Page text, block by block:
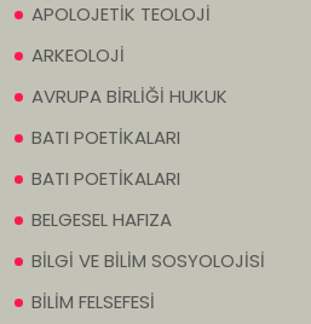
APOLOJETİK TEOLOJİ
ARKEOLOJİ
AVRUPA BİRLİĞİ HUKUK
BATI POETİKALARI
BATI POETİKALARI
BELGESEL HAFIZA
BİLGİ VE BİLİM SOSYOLOJİSİ
BİLİM FELSEFESİ